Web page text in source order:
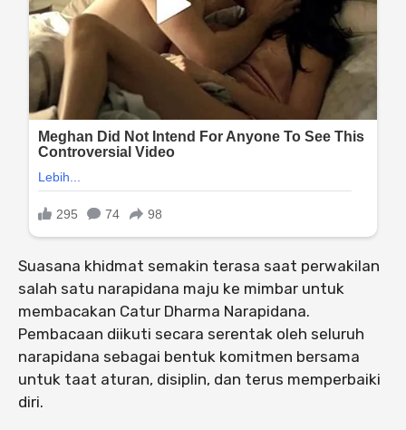
Suasana khidmat semakin terasa saat perwakilan
salah satu narapidana maju ke mimbar untuk
membacakan Catur Dharma Narapidana.
Pembacaan diikuti secara serentak oleh seluruh
narapidana sebagai bentuk komitmen bersama
untuk taat aturan, disiplin, dan terus memperbaiki
diri.